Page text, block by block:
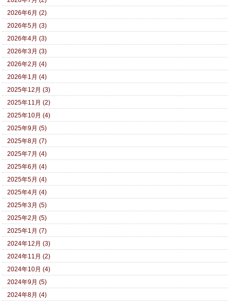
2026年6月 (2)
2026年5月 (3)
2026年4月 (3)
2026年3月 (3)
2026年2月 (4)
2026年1月 (4)
2025年12月 (3)
2025年11月 (2)
2025年10月 (4)
2025年9月 (5)
2025年8月 (7)
2025年7月 (4)
2025年6月 (4)
2025年5月 (4)
2025年4月 (4)
2025年3月 (5)
2025年2月 (5)
2025年1月 (7)
2024年12月 (3)
2024年11月 (2)
2024年10月 (4)
2024年9月 (5)
2024年8月 (4)